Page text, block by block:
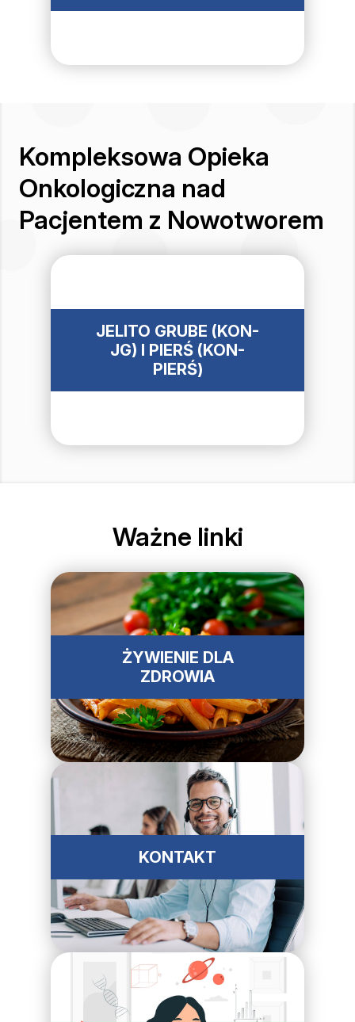
Kompleksowa Opieka
Onkologiczna nad
Pacjentem z Nowotworem
JELITO GRUBE (KON-
JG) I PIERŚ (KON-
PIERŚ)
Ważne linki
ŻYWIENIE DLA
ZDROWIA
KONTAKT